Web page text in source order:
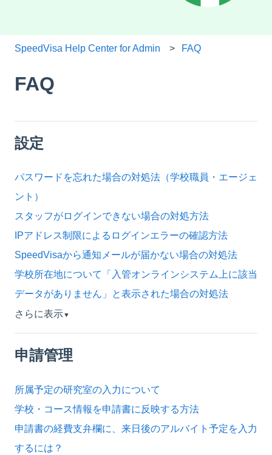
SpeedVisa Help Center for Admin FAQ
FAQ
設定
パスワードを忘れた場合の対処法（学校職員・エージェ
ント）
スタッフがログインできない場合の対処方法
IPアドレス制限によるログインエラーの確認方法
SpeedVisaから通知メールが届かない場合の対処法
学校所在地について「入管オンラインシステム上に該当
データがありません」と表示された場合の対処法
さらに表示▼
申請管理
所属予定の研究室の入力について
学校・コース情報を申請書に反映する方法
申請書の経費支弁欄に、来日後のアルバイト予定を入力
するには？